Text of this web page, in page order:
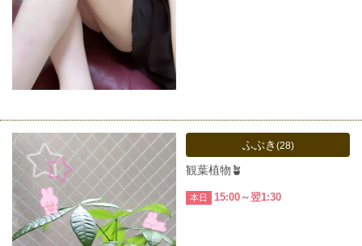
ふぶき (28)
観葉植物🪴
本日 15:00～翌1:30